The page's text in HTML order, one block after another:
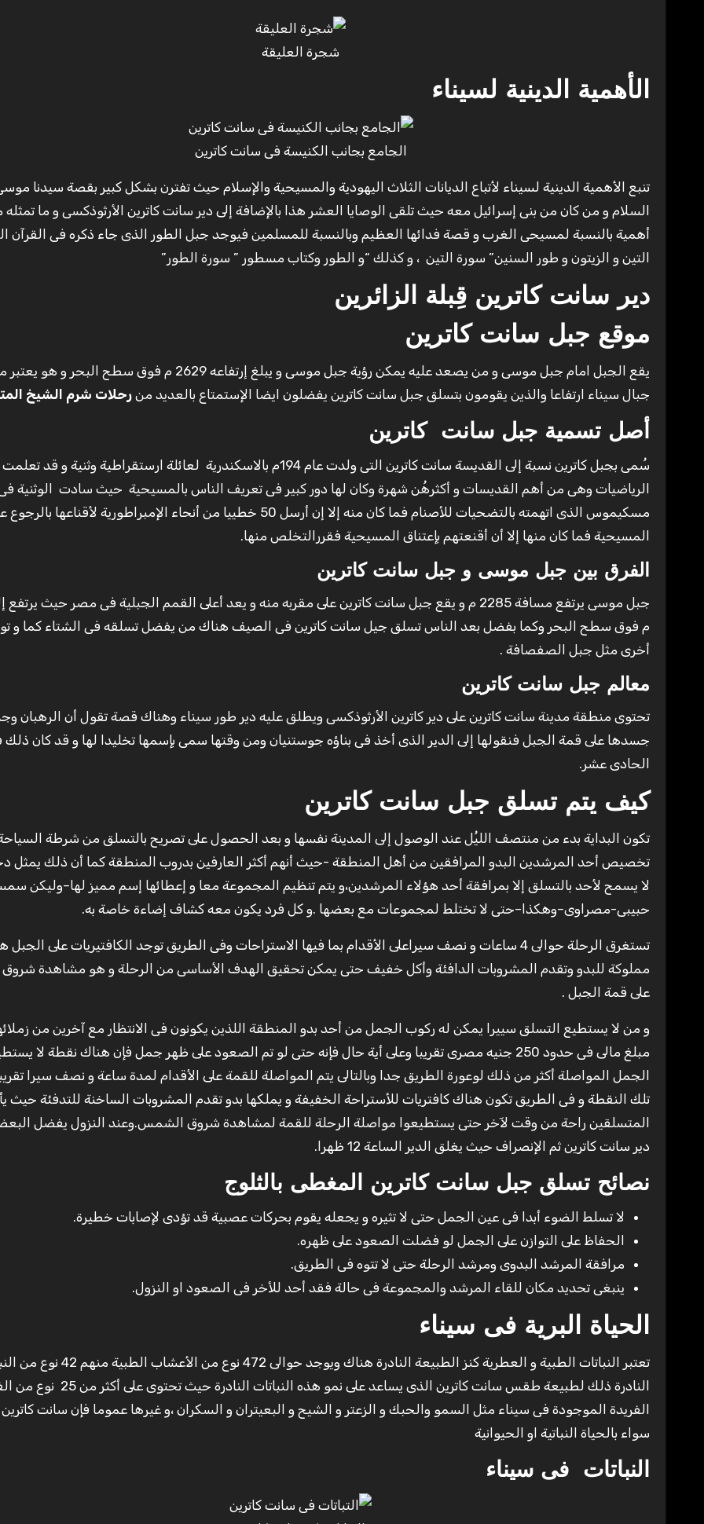
شجرة العليقة
الأهمية الدينية لسيناء
الجامع بجانب الكنيسة فى سانت كاترين
تنبع الأهمية الدينية لسيناء لأتباع الديانات الثلاث اليهودية والمسيحية والإسلام حيث تفترن بشكل كبير بقصة سيدنا
السلام و من كان من بنى إسرائيل معه حيث تلقى الوصايا العشر هذا بالإضافة إلى دير سانت كاترين الأرثوذكسى و ما
أهمية بالنسبة لمسيحى الغرب و قصة فدائها العظيم وبالنسبة للمسلمين فيوجد جبل الطور الذى جاء ذكره فى القرآن
التين و الزيتون و طور السنين” سورة التين ، و كذلك “و الطور وكتاب مسطور ” سورة الطور”
دير سانت كاترين قِبلة الزائرين
موقع جبل سانت كاترين
يقع الجبل امام جبل موسى و من يصعد عليه يمكن رؤية جبل موسى و يبلغ إرتفاعه 2629 م فوق سطح
جبال سيناء ارتفاعا والذين يقومون بتسلق جبل سانت كاترين يفضلون ايضا الإستمتاع بالعديد من رحلات شرم الشيخ
أصل تسمية جبل سانت كاترين
سُمى بجبل كاترين نسبة إلى القديسة سانت كاترين التى ولدت عام 194م بالاسكندرية لعائلة ارستقراطية وثنية
الرياضيات وهى من أهم القديسات و أكثرهُن شهرة وكان لها دور كبير فى تعريف الناس بالمسيحية حيث سادت الوثنية
مسكيموس الذى اتهمته بالتضحيات للأصنام فما كان منه إلا إن أرسل 50 خطييا من أنحاء الإمبراطورية لأقناعها
المسيحية فما كان منها إلا أن أقنعتهم بإعتناق المسيحية فقررالتخلص منها.
الفرق بين جبل موسى و جبل سانت كاترين
م فوق سطح البحر وكما بفضل بعد الناس تسلق جيل سانت كاترين فى الصيف هناك من يفضل تسلقه فى الشتاء كما و
أخرى مثل جبل الصفصافة .
معالم جبل سانت كاترين
تحتوى منطقة مدينة سانت كاترين على دير كاترين الأرثوذكسى ويطلق عليه دير طور سيناء وهناك قصة تقول أن الرهبان
جسدها على قمة الجبل فنقولها إلى الدير الذى أخذ فى بناؤه جوستنيان ومن وقتها سمى بإسمها تخليدا لها و قد كان ذلك
الحادى عشر.
كيف يتم تسلق جبل سانت كاترين
تكون البداية بدء من منتصف الليُل عند الوصول إلى المدينة نفسها و بعد الحصول على تصريح بالتسلق من شرطة
تخصيص أحد المرشدين البدو المرافقين من أهل المنطقة -حيث أنهم أكثر العارفين بدروب المنطقة كما أن ذلك يمثل
لا يسمح لأحد بالتسلق إلا بمرافقة أحد هؤلاء المرشدين،و يتم تنظيم المجموعة معا و إعطائها إسم مميز لها–وليكن
حبيبى-مصراوى–وهكذا–حتى لا تختلط لمجموعات مع بعضها .و كل فرد يكون معه كشاف إضاءة خاصة به.
تستغرق الرحلة حوالى 4 ساعات و نصف سيراعلى الأقدام بما فيها الاستراحات وفى الطريق توجد الكافتيريات على الجبل
مملوكة للبدو وتقدم المشروبات الدافئة وأكل خفيف حتى يمكن تحقيق الهدف الأساسى من الرحلة و هو مشاهدة
على قمة الجبل .
و من لا يستطيع التسلق سييرا يمكن له ركوب الجمل من أحد بدو المنطقة اللذين يكونون فى الانتظار مع آخرين من
مبلغ مالى فى حدود 250 جنيه مصرى تقريبا وعلى أية حال فإنه حتى لو تم الصعود على ظهر جمل فإن هناك نقطة لا
الجمل المواصلة أكثر من ذلك لوعورة الطريق جدا وبالتالى يتم المواصلة للقمة على الأقدام لمدة ساعة و نصف سيرا
تلك النقطة و فى الطريق تكون هناك كافتريات للأستراحة الخفيفة و يملكها بدو تقدم المشروبات الساخنة للتدفئة حيث
المتسلقين راحة من وقت لآخر حتى يستطيعوا مواصلة الرحلة للقمة لمشاهدة شروق الشمس.وعند النزول يفضل
دير سانت كاترين ثم الإنصراف حيث يغلق الدير الساعة 12 ظهرا.
نصائح تسلق جبل سانت كاترين المغطى بالثلوج
لا تسلط الضوء أبدا فى عين الجمل حتى لا تثيره و يجعله يقوم بحركات عصبية قد تؤدى لإصابات خطيرة.
الحفاظ على التوازن على الجمل لو فضلت الصعود على ظهره.
مرافقة المرشد البدوى ومرشد الرحلة حتى لا تتوه فى الطريق.
ينبغى تحديد مكان للقاء المرشد والمجموعة فى حالة فقد أحد للأخر فى الصعود او النزول.
الحياة البرية فى سيناء
تعتبر النباتات الطبية و العطرية كنز الطبيعة النادرة هناك ويوجد حوالى 472 نوع
النادرة ذلك لطبيعة طقس سانت كاترين الذى يساعد على نمو هذه
الفريدة الموجودة فى سيناء مثل السمو والحبك و الزعتر و الشيح و البعيتران و السكران ،و غيرها عموما فإن سانت كاترين
سواء بالحياة النباتية او الحيوانية
النباتات فى سيناء